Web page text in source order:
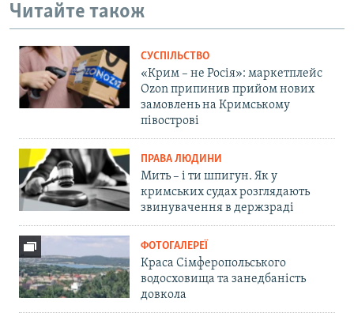
Читайте також
СУСПІЛЬСТВО
«Крим – не Росія»: маркетплейс
Ozon припинив прийом нових
замовлень на Кримському
півострові
ПРАВА ЛЮДИНИ
Мить – і ти шпигун. Як у
кримських судах розглядають
звинувачення в держзраді
ФОТОГАЛЕРЕЇ
Краса Сімферопольського
водосховища та занедбаність
довкола